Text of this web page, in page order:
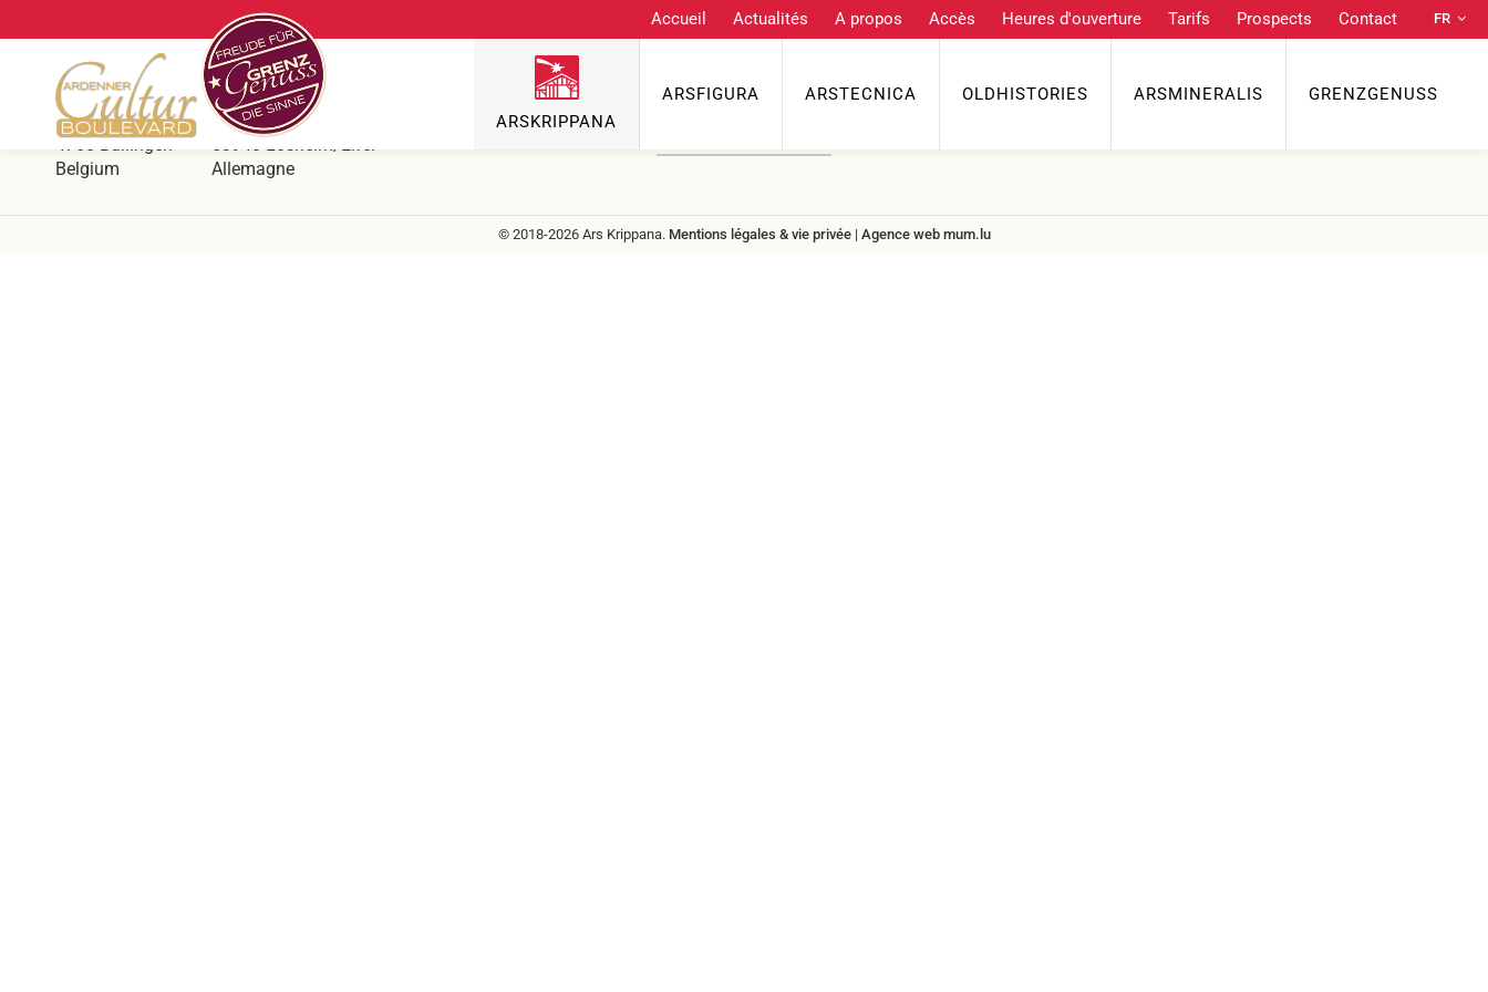
Accueil Actualités A propos Accès Heures d'ouverture Tarifs Prospects Contact
FR
ARSKRIPPANA
ARSFIGURA ARSTECNICA OLDHISTORIES ARSMINERALIS GRENZGENUSS
Ars Krippana
Directement à la frontière belgo-allemande
Hergersberg 1
4760 Büllingen
Belgium
Prümer Str. 55
53940 Losheim/Eifel
Allemagne
Téléphone
Accès Heures d'ouverture Tarifs
© 2018-2026 Ars Krippana. Mentions légales & vie privée| Agence web mum.lu